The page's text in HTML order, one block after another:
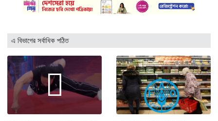
এ বিভাগের সর্বাধিক পঠিত